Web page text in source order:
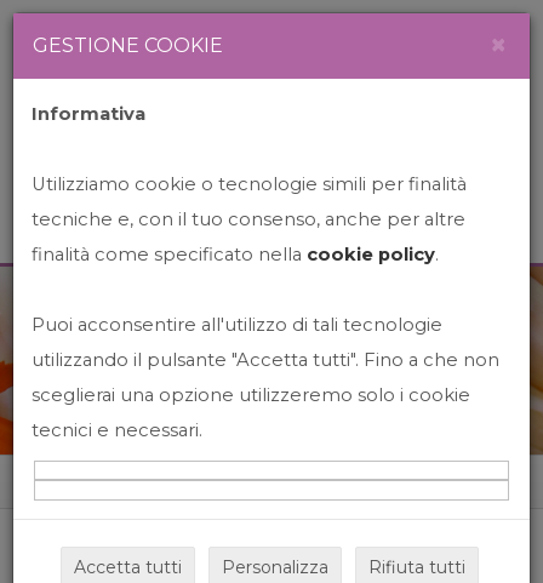
News&Events
Home News&events
GESTIONE COOKIE ×
Informativa
Utilizziamo cookie o tecnologie simili per finalità
tecniche e, con il tuo consenso, anche per altre
finalità come specificato nella cookie policy.
Puoi acconsentire all'utilizzo di tali tecnologie
utilizzando il pulsante "Accetta tutti". Fino a che non
sceglierai una opzione utilizzeremo solo i cookie
tecnici e necessari.
Accetta tutti Personalizza Rifiuta tutti